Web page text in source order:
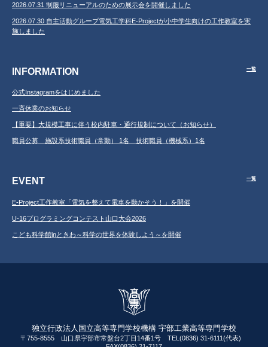
2026.07.31 制服リニューアルのための展示会を開催しました
2026.07.30 自主活動グループ電気工学科E-Projectが小中学生向けの工作教室を実
施しました
INFORMATION 一覧
公式Instagramをはじめました
一斉休業のお知らせ
【重要】大規模工事に伴う校内駐車・通行規制について（お知らせ）
職員公募 施設系技術職員（常勤） 1名 技術職員（機械系）1名
EVENT 一覧
E-Project工作教室「電気を整えて電車を動かそう！」を開催
U-16プログラミングコンテスト山口大会2026
こども科学館inときわ～科学の世界を体験しよう～を開催
独立行政法人国立高等専門学校機構 宇部工業高等専門学校
〒755-8555 山口県宇部市常盤台2丁目14番1号 TEL(0836) 31-6111(代表)